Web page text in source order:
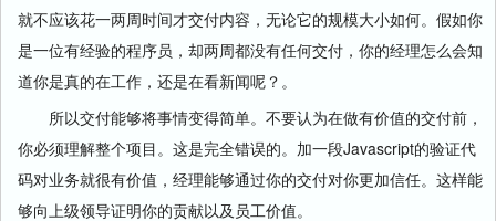
就不应该花一两周时间才交付内容，无论它的规模大小如何。假如你
是一位有经验的程序员，却两周都没有任何交付，你的经理怎么会知
道你是真的在工作，还是在看新闻呢？。
所以交付能够将事情变得简单。不要认为在做有价值的交付前，
你必须理解整个项目。这是完全错误的。加一段Javascript的验证代
码对业务就很有价值，经理能够通过你的交付对你更加信任。这样能
够向上级领导证明你的贡献以及员工价值。